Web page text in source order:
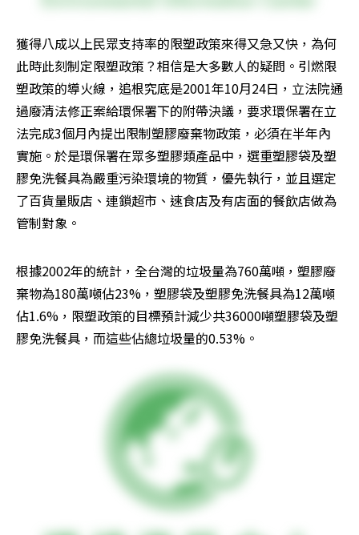
獲得八成以上民眾支持率的限塑政策來得又急又快，為何
此時此刻制定限塑政策？相信是大多數人的疑問。引燃限
塑政策的導火線，追根究底是2001年10月24日，立法院通
過廢清法修正案給環保署下的附帶決議，要求環保署在立
法完成3個月內提出限制塑膠廢棄物政策，必須在半年內
實施。於是環保署在眾多塑膠類產品中，選重塑膠袋及塑
膠免洗餐具為嚴重污染環境的物質，優先執行，並且選定
了百貨量販店、連鎖超市、速食店及有店面的餐飲店做為
管制對象。
根據2002年的統計，全台灣的垃圾量為760萬噸，塑膠廢
棄物為180萬噸佔23%，塑膠袋及塑膠免洗餐具為12萬噸
佔1.6%，限塑政策的目標預計減少共36000噸塑膠袋及塑
膠免洗餐具，而這些佔總垃圾量的0.53%。